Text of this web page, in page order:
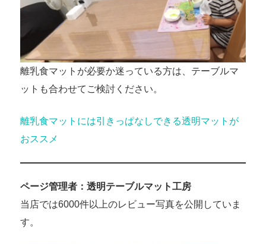
離乳食マットが必要か迷っている方は、テーブルマ
ットも合わせてご検討ください。
離乳食マットには引きっぱなしできる透明マットが
おススメ
ページ管理者：透明テーブルマット工房
当店では6000件以上のレビュー写真を公開していま
す。